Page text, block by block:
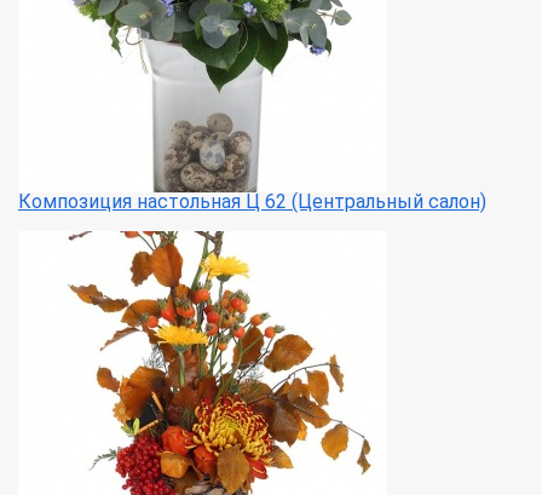
Композиция настольная Ц 62 (Центральный салон)